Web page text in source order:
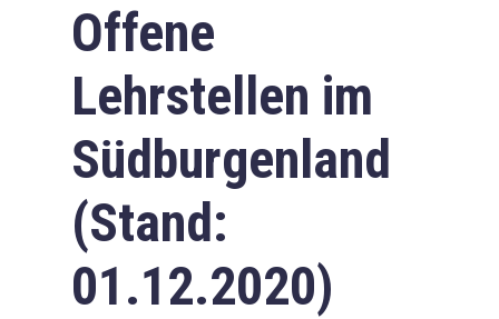
Offene
Lehrstellen im
Südburgenland
(Stand:
01.12.2020)